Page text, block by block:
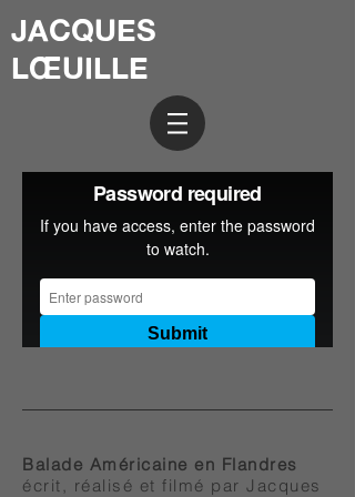
JACQUES
LŒUILLE
Balade Américaine en Flandres
écrit, réalisé et filmé par Jacques